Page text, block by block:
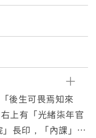
後生可畏焉知來
上有「光緒柒年官
長印，「內課」圓